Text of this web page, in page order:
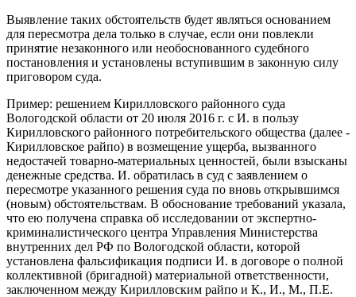
Выявление таких обстоятельств будет являться основанием
для пересмотра дела только в случае, если они повлекли
принятие незаконного или необоснованного судебного
постановления и установлены вступившим в законную силу
приговором суда.
Пример: решением Кирилловского районного суда
Вологодской области от 20 июля 2016 г. с И. в пользу
Кирилловского районного потребительского общества (далее -
Кирилловское райпо) в возмещение ущерба, вызванного
недостачей товарно-материальных ценностей, были взысканы
денежные средства. И. обратилась в суд с заявлением о
пересмотре указанного решения суда по вновь открывшимся
(новым) обстоятельствам. В обоснование требований указала,
что ею получена справка об исследовании от экспертно-
криминалистического центра Управления Министерства
внутренних дел РФ по Вологодской области, которой
установлена фальсификация подписи И. в договоре о полной
коллективной (бригадной) материальной ответственности,
заключенном между Кирилловским райпо и К., И., М., П.Е.